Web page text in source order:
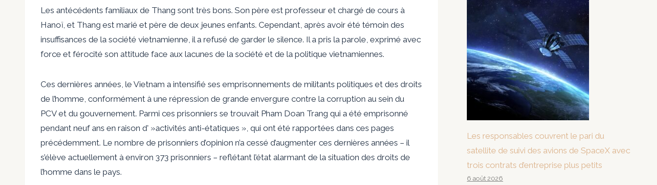
Les antécédents familiaux de Thang sont très bons. Son père est professeur et chargé de cours à
Hanoï, et Thang est marié et père de deux jeunes enfants. Cependant, après avoir été témoin des
insuffisances de la société vietnamienne, il a refusé de garder le silence. Il a pris la parole, exprimé avec
force et férocité son attitude face aux lacunes de la société et de la politique vietnamiennes.
Ces dernières années, le Vietnam a intensifié ses emprisonnements de militants politiques et des droits
de l’homme, conformément à une répression de grande envergure contre la corruption au sein du
PCV et du gouvernement. Parmi ces prisonniers se trouvait Pham Doan Trang qui a été emprisonné
pendant neuf ans en raison d' »activités anti-étatiques », qui ont été rapportées dans ces pages
précédemment. Le nombre de prisonniers d’opinion n’a cessé d’augmenter ces dernières années – il
s’élève actuellement à environ 373 prisonniers – reflétant l’état alarmant de la situation des droits de
l’homme dans le pays.
Les responsables couvrent le pari du
satellite de suivi des avions de SpaceX avec
trois contrats d’entreprise plus petits
6 août 2026